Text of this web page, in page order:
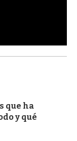
que ha
y qué